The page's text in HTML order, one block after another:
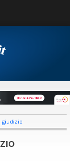
giudizio